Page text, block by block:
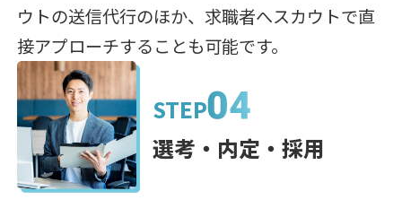
ウトの送信代行のほか、求職者へスカウトで直
接アプローチすることも可能です。
STEP
選考・内定・採用